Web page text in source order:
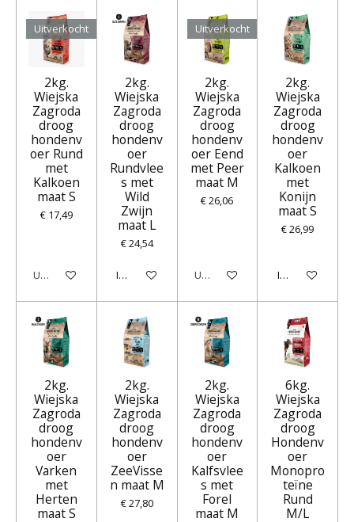
Uitverkocht
2kg.
Wiejska
Zagroda
droog
hondenv
oer Rund
met
Kalkoen
maat S
€ 17,49
Uitverkocht
2kg.
Wiejska
Zagroda
droog
hondenv
oer
Rundvlee
s met
Wild
Zwijn
maat L
€ 24,54
In winkelwagen
Uitverkocht
2kg.
Wiejska
Zagroda
droog
hondenv
oer Eend
met Peer
maat M
€ 26,06
Uitverkocht
2kg.
Wiejska
Zagroda
droog
hondenv
oer
Kalkoen
met
Konijn
maat S
€ 26,99
In winkelwagen
2kg.
Wiejska
Zagroda
droog
hondenv
oer
Varken
met
Herten
maat S
2kg.
Wiejska
Zagroda
droog
hondenv
oer
ZeeVisse
n maat M
€ 27,80
2kg.
Wiejska
Zagroda
droog
hondenv
oer
Kalfsvlee
s met
Forel
maat M
6kg.
Wiejska
Zagroda
droog
Hondenv
oer
Monopro
teïne
Rund
M/L